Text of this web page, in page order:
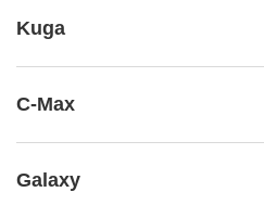
Kuga
C-Max
Galaxy